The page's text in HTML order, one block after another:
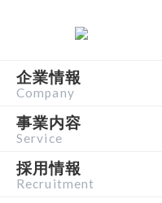
企業情報
Company
事業内容
Service
採用情報
Recruitment